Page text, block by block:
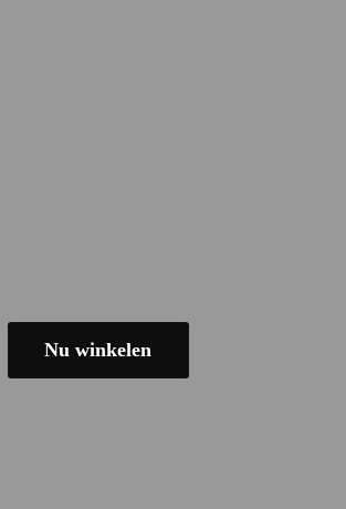
Nu winkelen